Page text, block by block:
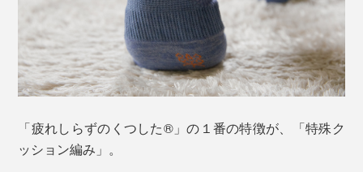
アーチが崩れることで、足裏のバネ機能が低下。衝撃を
吸収できず、足の筋肉に余計な負担がかかって疲れやす
くなり、土踏まずやかかとが痛む原因にもなるのだと
「疲れしらずのくつした®」の１番の特徴が、「特殊ク
ッション編み」。